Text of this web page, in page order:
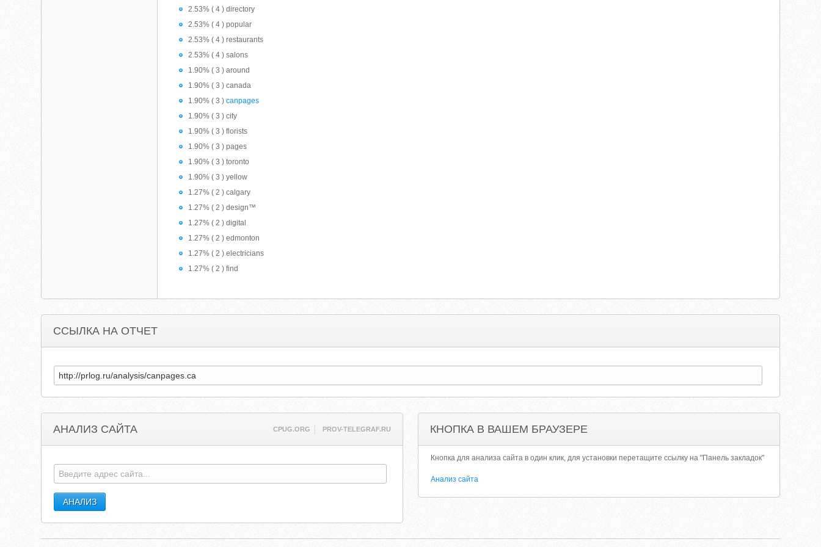
2.53% ( 4 ) directory
2.53% ( 4 ) popular
2.53% ( 4 ) restaurants
2.53% ( 4 ) salons
1.90% ( 3 ) around
1.90% ( 3 ) canada
1.90% ( 3 )canpages
1.90% ( 3 ) city
1.90% ( 3 ) florists
1.90% ( 3 ) pages
1.90% ( 3 ) toronto
1.90% ( 3 ) yellow
1.27% ( 2 ) calgary
1.27% ( 2 ) design™
1.27% ( 2 ) digital
1.27% ( 2 ) edmonton
1.27% ( 2 ) electricians
1.27% ( 2 ) find
ССЫЛКА НА ОТЧЕТ
АНАЛИЗ САЙТА CPUG.ORG PROV-TELEGRAF.RU КНОПКА В ВАШЕМ БРАУЗЕРЕ
Кнопка для анализа сайта в один клик, для установки перетащите ссылку на "Панель закладок"
Анализ сайта